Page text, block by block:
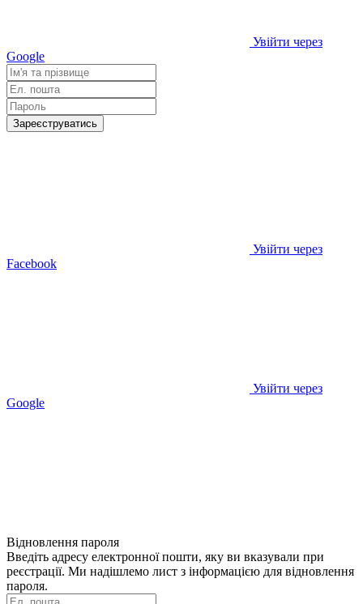
Увійти через
Google
Зареєструватись
Увійти через
Facebook
Увійти через
Google
Відновлення пароля
Введіть адресу електронної пошти, яку ви вказували при
реєстрації. Ми надішлемо лист з інформацією для відновлення
пароля.